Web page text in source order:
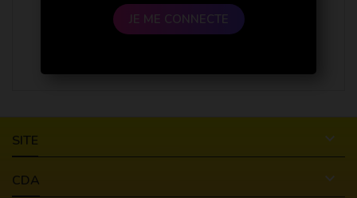
JE ME CONNECTE
SITE 
CDA 